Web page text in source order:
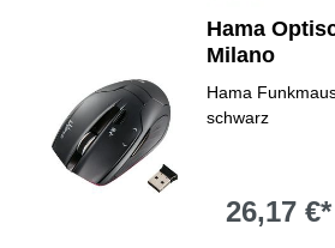
Hama
Milano
Hama
schwarz
26,17 €*